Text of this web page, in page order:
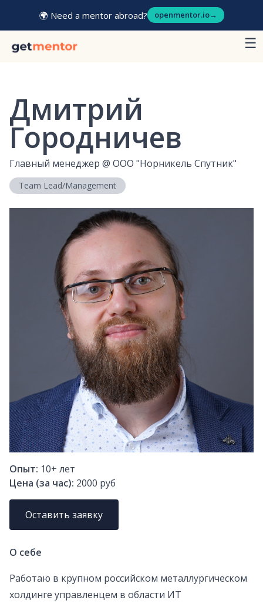
🌍 Need a mentor abroad? openmentor.io→
☰
Дмитрий
Городничев
Главный менеджер @ ООО "Норникель Спутник"
Team Lead/Management
Опыт: 10+ лет
Цена (за час): 2000 руб
Оставить заявку
О себе
Работаю в крупном российском металлургическом
холдинге управленцем в области ИТ